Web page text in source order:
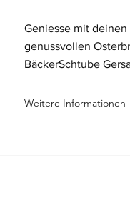
Geniesse mit
genussvollen
BäckerSchtube
Weitere Informationen